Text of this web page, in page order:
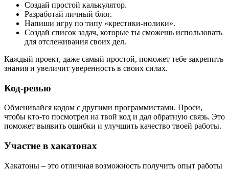
Создай простой калькулятор.
Разработай личный блог.
Напиши игру по типу «крестики-нолики».
Создай список задач, которые ты сможешь использовать
для отслеживания своих дел.
Каждый проект, даже самый простой, поможет тебе закрепить
знания и увеличит уверенность в своих силах.
Код-ревью
Обменивайся кодом с другими программистами. Проси,
чтобы кто-то посмотрел на твой код и дал обратную связь. Это
поможет выявить ошибки и улучшить качество твоей работы.
Участие в хакатонах
Хакатоны – это отличная возможность получить опыт работы